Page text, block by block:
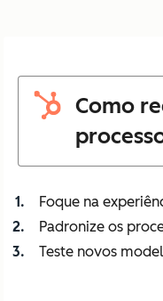
Como
Foque na
Padronize os
Teste novos